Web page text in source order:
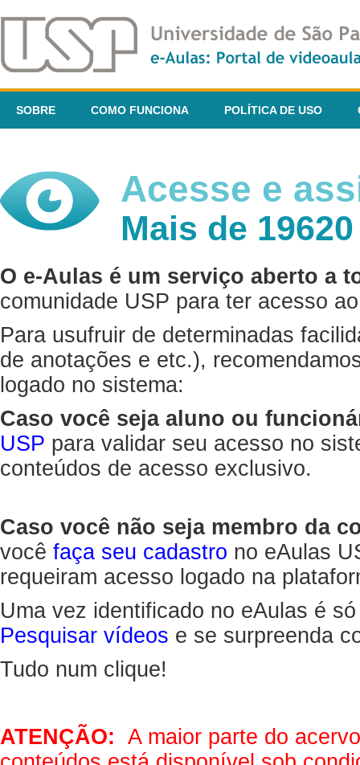
SOBRE COMO FUNCIONA POLÍTICA DE USO
Acesse e
Mais de
O e-Aulas é um serviço aberto a
comunidade USP para ter acesso
Para usufruir de determinadas
de anotações e etc.),
logado no sistema:
Caso você seja aluno ou
USP para validar seu acesso no
conteúdos de acesso exclusivo.
Caso você não seja membro da
você faça seu cadastro no eAulas
requeiram acesso logado na
Uma vez identificado no eAulas é
Pesquisar vídeos e se surpreenda
Tudo num clique!
ATENÇÃO: A maior parte do